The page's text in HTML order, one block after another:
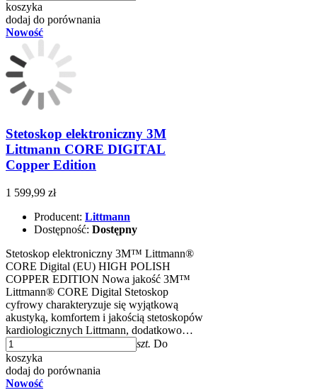
koszyka
dodaj do porównania
Nowość
Stetoskop elektroniczny 3M
Littmann CORE DIGITAL
Copper Edition
1 599,99 zł
Producent: Littmann
Dostępność: Dostępny
Stetoskop elektroniczny 3M™ Littmann®
CORE Digital (EU) HIGH POLISH
COPPER EDITION Nowa jakość 3M™
Littmann® CORE Digital Stetoskop
cyfrowy charakteryzuje się wyjątkową
akustyką, komfortem i jakością stetoskopów
kardiologicznych Littmann, dodatkowo…
szt. Do
koszyka
dodaj do porównania
Nowość